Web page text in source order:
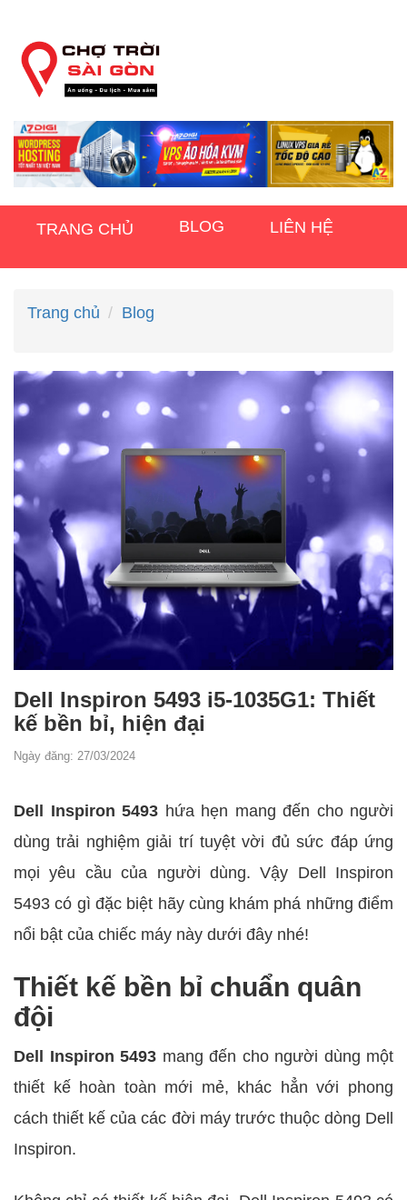
TRANG CHỦ BLOG LIÊN HỆ
Trang chủ Blog
Dell Inspiron 5493 i5-1035G1: Thiết
kế bền bỉ, hiện đại
Ngày đăng: 27/03/2024
Dell Inspiron 5493 hứa hẹn mang đến cho người
dùng trải nghiệm giải trí tuyệt vời đủ sức đáp ứng
mọi yêu cầu của người dùng. Vậy Dell Inspiron
5493 có gì đặc biệt hãy cùng khám phá những điểm
nổi bật của chiếc máy này dưới đây nhé!
Thiết kế bền bỉ chuẩn quân
đội
Dell Inspiron 5493 mang đến cho người dùng một
thiết kế hoàn toàn mới mẻ, khác hẳn với phong
cách thiết kế của các đời máy trước thuộc dòng Dell
Inspiron.